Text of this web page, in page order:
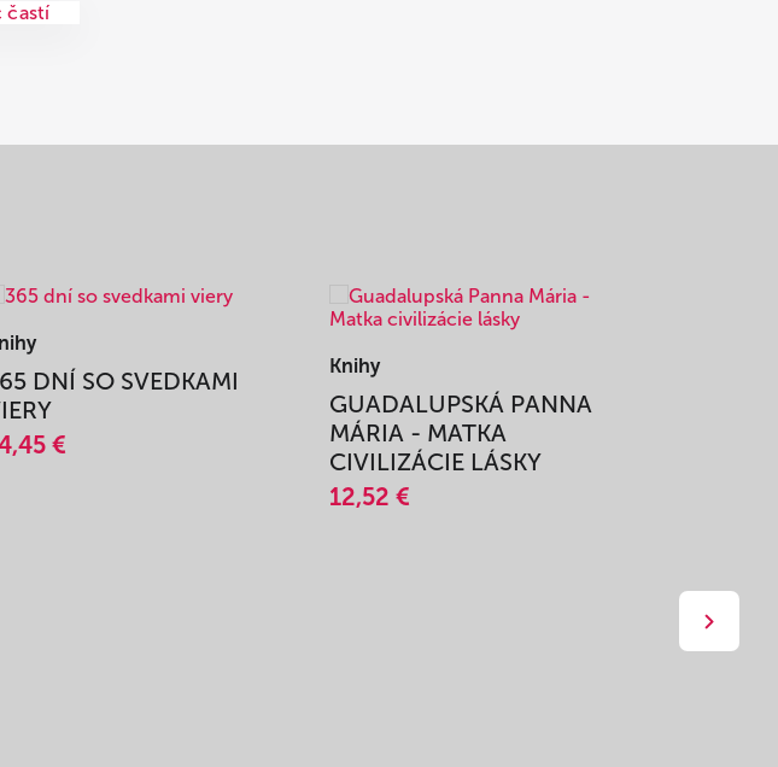
častí
DNÍ SO SVEDKAMI
€
Knihy
GUADALUPSKÁ PANNA
MÁRIA - MATKA
CIVILIZÁCIE LÁSKY
12,52 €